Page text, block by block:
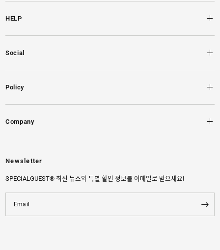
HELP
Social
Policy
Company
Newsletter
SPECIALGUEST® 최신 뉴스와 특별 할인 정보를 이메일로 받으세요!
Email